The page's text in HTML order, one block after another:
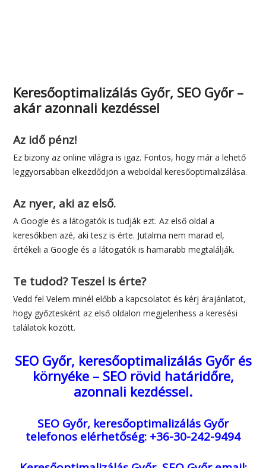
Keresőoptimalizálás Győr, SEO Győr –
akár azonnali kezdéssel
Az idő pénz!
leggyorsabban elkezdődjön a weboldal keresőoptimalizálása.
Az nyer, aki az első.
A Google és a látogatók is tudják ezt. Az első oldal a
értékeli a Google és a látogatók is hamarabb megtalálják.
Vedd fel Velem minél előbb a kapcsolatot és kérj árajánlatot,
hogy győztesként az első oldalon megjelenhess a keresési
találatok között.
SEO Győr, keresőoptimalizálás Győr és
környéke – SEO rövid határidőre,
azonnali kezdéssel.